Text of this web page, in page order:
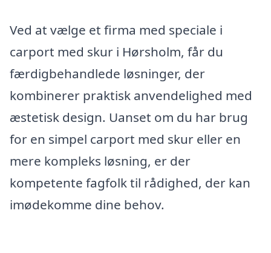
Ved at vælge et firma med speciale i
carport med skur i Hørsholm, får du
færdigbehandlede løsninger, der
kombinerer praktisk anvendelighed med
æstetisk design. Uanset om du har brug
for en simpel carport med skur eller en
mere kompleks løsning, er der
kompetente fagfolk til rådighed, der kan
imødekomme dine behov.